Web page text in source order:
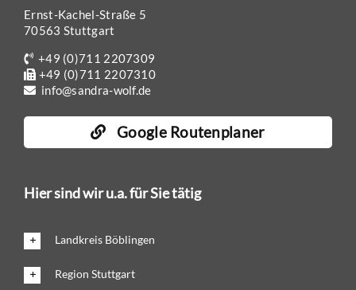
Ernst-Kachel-Straße 5
70563 Stuttgart
+49 (0)711 2207309
+49 (0)711 2207310
info@sandra-wolf.de
Google Routenplaner
Hier sind wir u.a. für Sie tätig
Landkreis Böblingen
Region Stuttgart